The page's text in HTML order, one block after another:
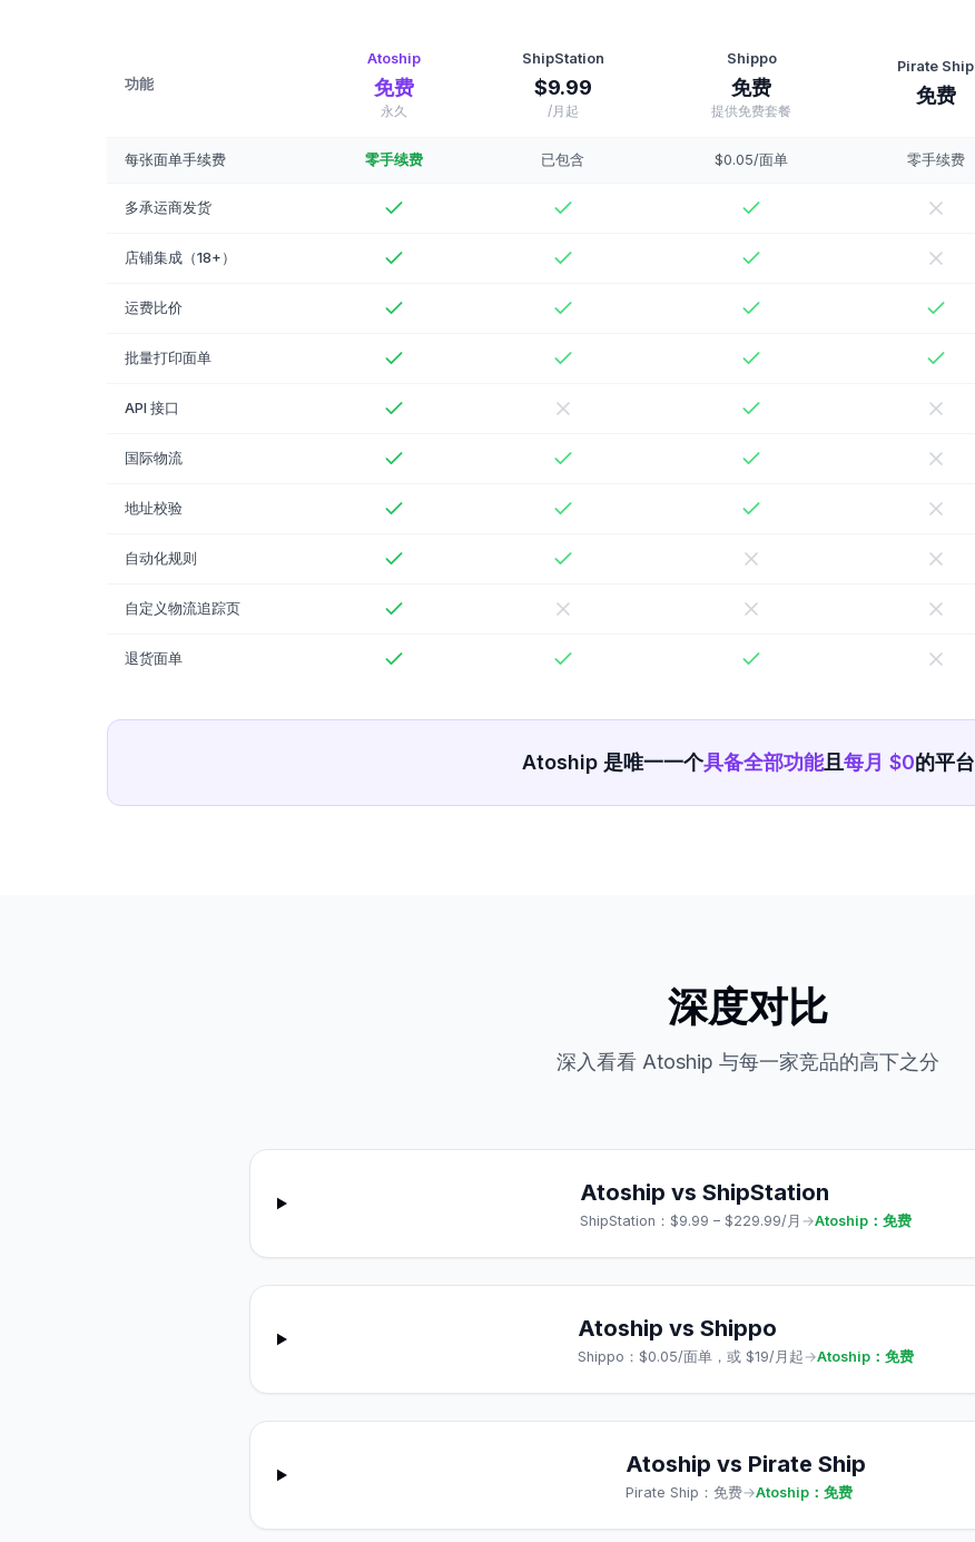
功能
Atoship
免费
永久
ShipStation
$9.99
/月起
Shippo
免费
提供免费套餐
Pirate Ship
免费
每张面单手续费 零手续费 已包含 $0.05/面单 零手续费
多承运商发货
店铺集成（18+）
运费比价
批量打印面单
API 接口
国际物流
地址校验
自动化规则
自定义物流追踪页
退货面单
Atoship 是唯一一个具备全部功能且 每月 $0的平台
深度对比
深入看看 Atoship 与每一家竞品的高下之分
Atoship vsShipStation
ShipStation ：$9.99 – $229.99/月 →Atoship：免费
Atoship vsShippo
Shippo ：$0.05/面单，或 $19/月起 →Atoship：免费
Atoship vs Pirate Ship
Pirate Ship ：免费→Atoship：免费